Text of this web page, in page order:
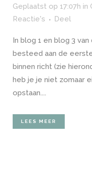
Geplaatst op 17:07h in
Reactie's
Deel
In blog 1 en blog 3
besteed aan de
binnen richt (zie
heb je je niet zomaar
opstaan....
LEES MEER